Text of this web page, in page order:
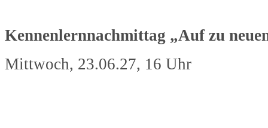
Kennenlernnachmittag „Auf zu
Mittwoch, 23.06.27, 16 Uhr